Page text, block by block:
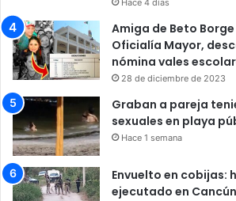
Amiga de Beto
Oficialía Mayor,
nómina vales
28 de diciembre de 2023
Graban a pareja
sexuales en playa
Hace 1 semana
Envuelto en cobijas:
ejecutado en Cancún